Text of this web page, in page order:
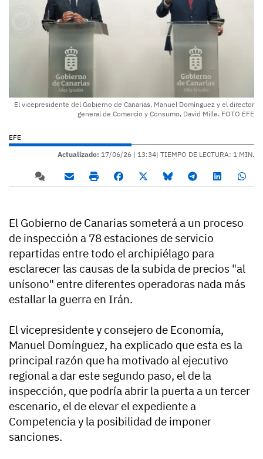
El vicepresidente del Gobierno de Canarias, Manuel Domínguez y el director
general de Comercio y Consumo, David Mille. FOTO EFE
EFE
Actualizado: 17/06/26 | 13:34| TIEMPO DE LECTURA: 1 MIN.
El Gobierno de Canarias someterá a un proceso
de inspección a 78 estaciones de servicio
repartidas entre todo el archipiélago para
esclarecer las causas de la subida de precios "al
unísono" entre diferentes operadoras nada más
estallar la guerra en Irán.
El vicepresidente y consejero de Economía,
Manuel Domínguez, ha explicado que esta es la
principal razón que ha motivado al ejecutivo
regional a dar este segundo paso, el de la
inspección, que podría abrir la puerta a un tercer
escenario, el de elevar el expediente a
Competencia y la posibilidad de imponer
sanciones.